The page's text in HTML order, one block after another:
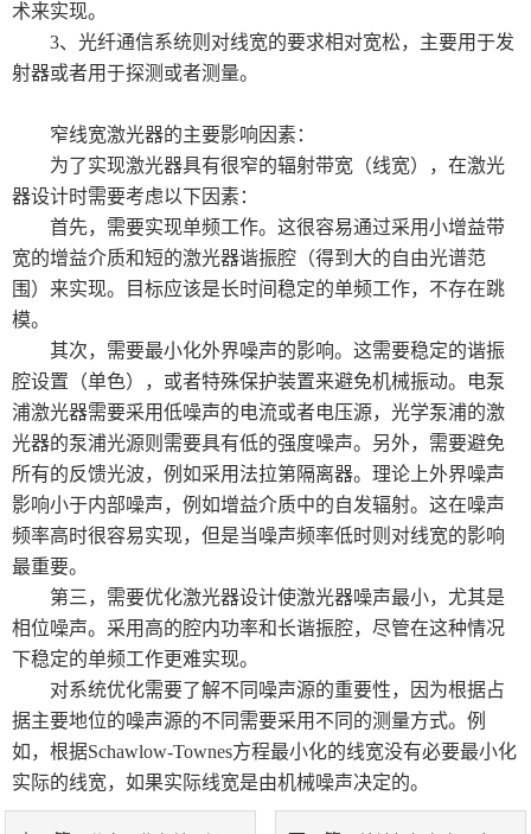
术来实现。
3、光纤通信系统则对线宽的要求相对宽松，主要用于发
射器或者用于探测或者测量。
窄线宽激光器的主要影响因素：
为了实现激光器具有很窄的辐射带宽（线宽），在激光
器设计时需要考虑以下因素：
首先，需要实现单频工作。这很容易通过采用小增益带
宽的增益介质和短的激光器谐振腔（得到大的自由光谱范
围）来实现。目标应该是长时间稳定的单频工作，不存在跳
模。
其次，需要最小化外界噪声的影响。这需要稳定的谐振
腔设置（单色），或者特殊保护装置来避免机械振动。电泵
浦激光器需要采用低噪声的电流或者电压源，光学泵浦的激
光器的泵浦光源则需要具有低的强度噪声。另外，需要避免
所有的反馈光波，例如采用法拉第隔离器。理论上外界噪声
影响小于内部噪声，例如增益介质中的自发辐射。这在噪声
频率高时很容易实现，但是当噪声频率低时则对线宽的影响
最重要。
第三，需要优化激光器设计使激光器噪声最小，尤其是
相位噪声。采用高的腔内功率和长谐振腔，尽管在这种情况
下稳定的单频工作更难实现。
对系统优化需要了解不同噪声源的重要性，因为根据占
据主要地位的噪声源的不同需要采用不同的测量方式。例
如，根据Schawlow-Townes方程最小化的线宽没有必要最小化
实际的线宽，如果实际线宽是由机械噪声决定的。